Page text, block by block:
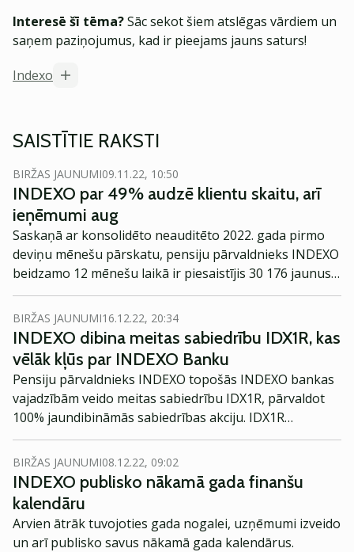
Interesē šī tēma?Sāc sekot šiem atslēgas vārdiem un
saņem paziņojumus, kad ir pieejams jauns saturs!
Indexo
SAISTĪTIE RAKSTI
BIRŽAS JAUNUMI09.11.22, 10:50
INDEXO par 49% audzē klientu skaitu, arī
ieņēmumi aug
Saskaņā ar konsolidēto neauditēto 2022. gada pirmo
deviņu mēnešu pārskatu, pensiju pārvaldnieks INDEXO
beidzamo 12 mēnešu laikā ir piesaistījis 30 176 jaunus
klientus 2. un 3. pensiju līmeņa plāniem.
BIRŽAS JAUNUMI16.12.22, 20:34
INDEXO dibina meitas sabiedrību IDX1R, kas
vēlāk kļūs par INDEXO Banku
Pensiju pārvaldnieks INDEXO topošās INDEXO bankas
vajadzībām veido meitas sabiedrību IDX1R, pārvaldot
100% jaundibināmās sabiedrības akciju. IDX1R
pamatkapitāls būs 2 000 000 eiro un tā atradīsies Rīgā,
Elizabetes ielā 13-1A. Uzņēmuma dibināšanai
nepieciešamie dokumenti ir iesniegti Uzņēmuma
reģistrā.
BIRŽAS JAUNUMI08.12.22, 09:02
INDEXO publisko nākamā gada finanšu
kalendāru
Arvien ātrāk tuvojoties gada nogalei, uzņēmumi izveido
un arī publisko savus nākamā gada kalendārus.